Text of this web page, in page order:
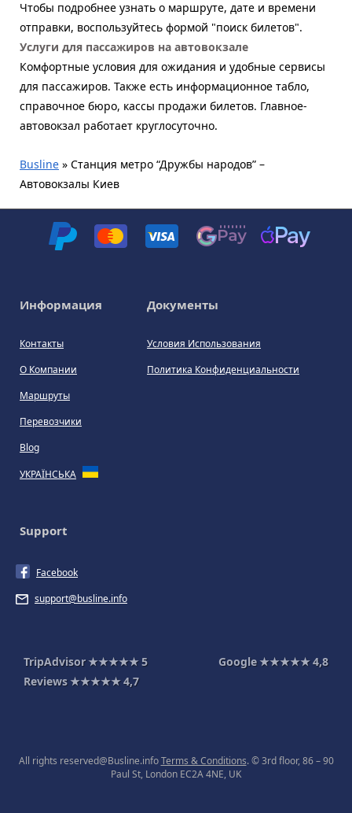
Чтобы подробнее узнать о маршруте, дате и времени
отправки, воспользуйтесь формой "поиск билетов".
Услуги для пассажиров на автовокзале
Комфортные условия для ожидания и удобные сервисы
для пассажиров. Также есть информационное табло,
справочное бюро, кассы продажи билетов. Главное-
автовокзал работает круглосуточно.
Busline » Станция метро “Дружбы народов” –
Автовокзалы Киев
Информация
Контакты
О Компании
Маршруты
Перевозчики
Blog
УКРАЇНСЬКА
Документы
Условия Использования
Политика Конфиденциальности
Support
Facebook
support@busline.info
TripAdvisor ★★★★★5 Google ★★★★★4,8
Reviews ★★★★★4,7
All rights reserved@Busline.infoTerms & Conditions. © 3rd floor, 86 – 90
Paul St, London EC2A 4NE, UK